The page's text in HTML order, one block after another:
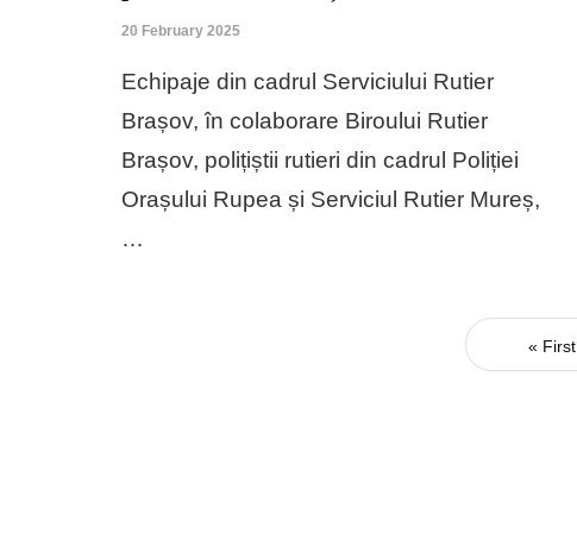
20 February 2025
Echipaje din cadrul Serviciului Rutier
Brașov, în colaborare Biroului Rutier
Brașov, polițiștii rutieri din cadrul Poliției
Orașului Rupea și Serviciul Rutier Mureș,
…
« First